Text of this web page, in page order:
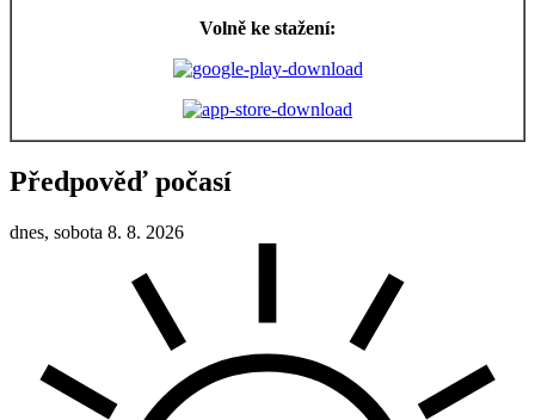
Volně ke stažení:
Předpověď počasí
dnes, sobota 8. 8. 2026